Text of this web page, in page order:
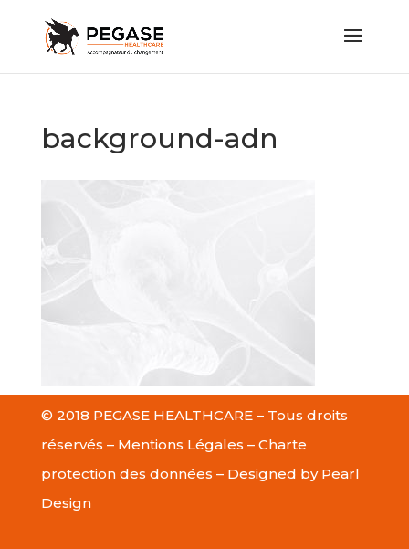
background-adn
© 2018 PEGASE HEALTHCARE – Tous droits
réservés – Mentions Légales – Charte
protection des données – Designed by Pearl
Design